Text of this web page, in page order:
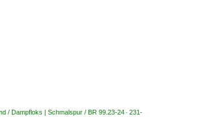
/ Dampfloks | Schmalspur / BR 99.23-24 · 231-